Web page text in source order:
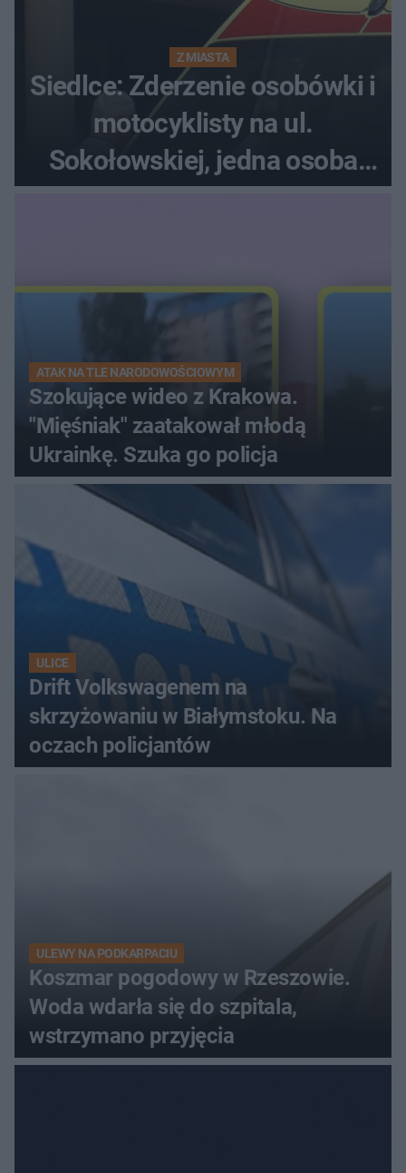
Z MIASTA
Siedlce: Zderzenie osobówki i
motocyklisty na ul.
Sokołowskiej, jedna osoba
ATAK NA TLE NARODOWOŚCIOWYM
Szokujące wideo z Krakowa.
"Mięśniak" zaatakował młodą
Ukrainkę. Szuka go policja
ULICE
Drift Volkswagenem na
skrzyżowaniu w Białymstoku. Na
oczach policjantów
ULEWY NA PODKARPACIU
Koszmar pogodowy w Rzeszowie.
Woda wdarła się do szpitala,
wstrzymano przyjęcia